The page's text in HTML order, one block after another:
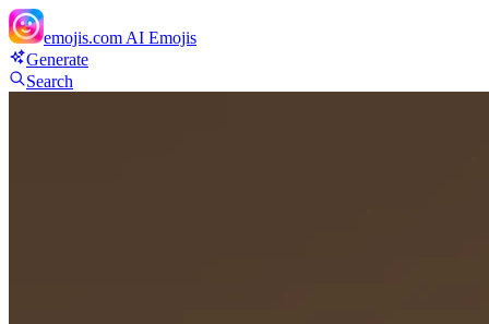
emojis.com AI Emojis
Generate
Search